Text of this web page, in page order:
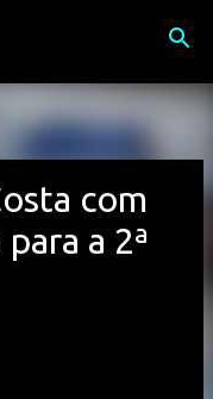
principal
com
a 2ª